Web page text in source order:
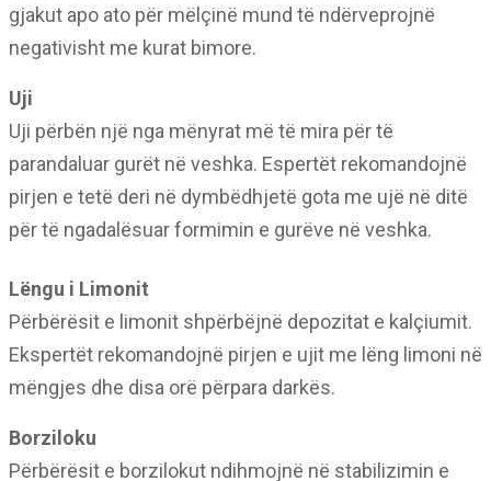
gjakut apo ato për mëlçinë mund të ndërveprojnë
negativisht me kurat bimore.
Uji
Uji përbën një nga mënyrat më të mira për të
parandaluar gurët në veshka. Espertët rekomandojnë
pirjen e tetë deri në dymbëdhjetë gota me ujë në ditë
për të ngadalësuar formimin e gurëve në veshka.
Lëngu i Limonit
Përbërësit e limonit shpërbëjnë depozitat e kalçiumit.
Ekspertët rekomandojnë pirjen e ujit me lëng limoni në
mëngjes dhe disa orë përpara darkës.
Borziloku
Përbërësit e borzilokut ndihmojnë në stabilizimin e